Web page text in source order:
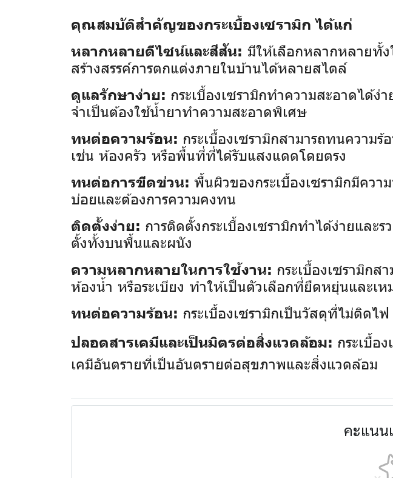
คุณสมบัติสำคัญของกระเบื้องเซรามิก ได้แก่
หลากหลายดีไซน์และสีสัน: มีให้เลือกหลากหลายทั้
สร้างสรรค์การตกแต่งภายในบ้านได้หลายสไตล์
ดูแลรักษาง่าย: กระเบื้องเซรามิกทำความสะอาดได้
จำเป็นต้องใช้น้ำยาทำความสะอาดพิเศษ
ทนต่อความร้อน: กระเบื้องเซรามิกสามารถทนควา
เช่น ห้องครัว หรือพื้นที่ที่ได้รับแสงแดดโดยตรง
ทนต่อการขีดข่วน: พื้นผิวของกระเบื้องเซรามิกมีคว
บ่อยและต้องการความคงทน
ติดตั้งง่าย: การติดตั้งกระเบื้องเซรามิกทำได้ง่ายและ
ตั้งทั้งบนพื้นและผนัง
ความหลากหลายในการใช้งาน: กระเบื้องเซรามิก
ห้องน้ำ หรือระเบียง ทำให้เป็นตัวเลือกที่ยืดหยุ่นและเ
ทนต่อความร้อน: กระเบื้องเซรามิกเป็นวัสดุที่ไม่ติด
ปลอดสารเคมีและเป็นมิตรต่อสิ่งแวดล้อม: กระเบื้อ
เคมีอันตรายที่เป็นอันตรายต่อสุขภาพและสิ่งแวดล้อม
คะแนน